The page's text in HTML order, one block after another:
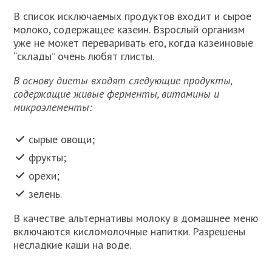
В список исключаемых продуктов входит и сырое
молоко, содержащее казеин. Взрослый организм
уже не может переваривать его, когда казеиновые
“склады” очень любят глисты.
В основу диеты входят следующие продукты,
содержащие живые ферменты, витамины и
микроэлементы:
сырые овощи;
фрукты;
орехи;
зелень.
В качестве альтернативы молоку в домашнее меню
включаются кисломолочные напитки. Разрешены
несладкие каши на воде.